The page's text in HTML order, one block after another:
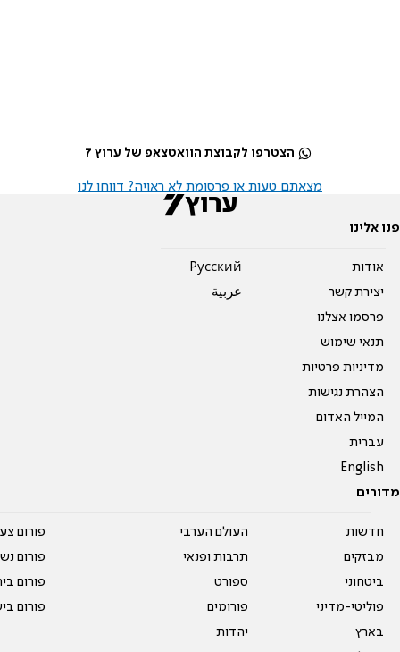
הצטרפו לקבוצת הוואטצאפ של ערוץ 7
מצאתם טעות או פרסומת לא ראויה? דווחו לנו
פנו אלינו
אודות
יצירת קשר
פרסמו אצלנו
תנאי שימוש
מדיניות פרטיות
הצהרת נגישות
המייל האדום
עברית
English
Pусский
عربية
מדורים
חדשות
מבזקים
ביטחוני
פוליטי-מדיני
בארץ
העולם הערבי
תרבות ופנאי
ספורט
פורומים
יהדות
פורום
פורום
פורום
פורום